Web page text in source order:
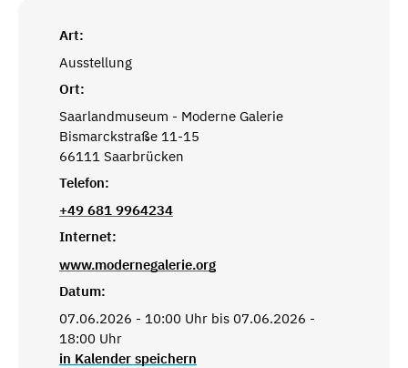
Art:
Ausstellung
Ort:
Saarlandmuseum - Moderne Galerie
Bismarckstraße 11-15
66111 Saarbrücken
Telefon:
+49 681 9964234
Internet:
www.modernegalerie.org
Datum:
07.06.2026 - 10:00 Uhr bis 07.06.2026 -
18:00 Uhr
in Kalender speichern